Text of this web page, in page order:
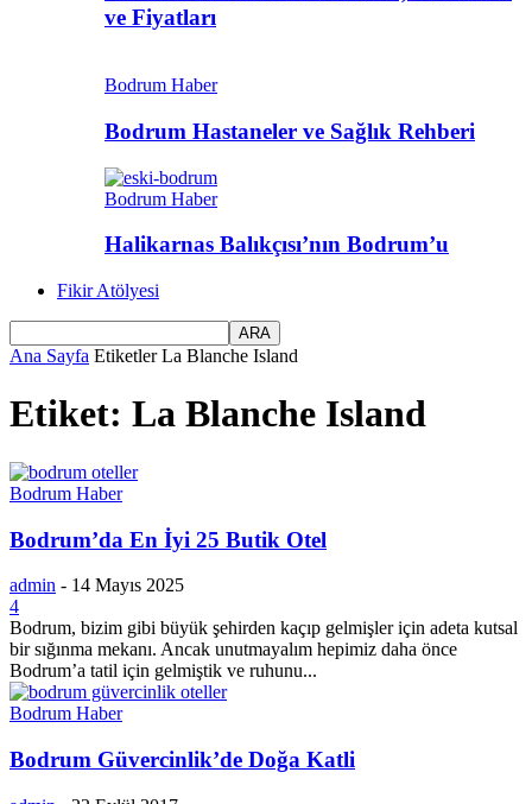
ve Fiyatları
Bodrum Haber
Bodrum Hastaneler ve Sağlık Rehberi
Bodrum Haber
Halikarnas Balıkçısı’nın Bodrum’u
Fikir Atölyesi
Ana Sayfa Etiketler La Blanche Island
Etiket: La Blanche Island
Bodrum Haber
Bodrum’da En İyi 25 Butik Otel
admin - 14 Mayıs 2025
4
Bodrum, bizim gibi büyük şehirden kaçıp gelmişler için adeta kutsal
bir sığınma mekanı. Ancak unutmayalım hepimiz daha önce
Bodrum’a tatil için gelmiştik ve ruhunu...
Bodrum Haber
Bodrum Güvercinlik’de Doğa Katli